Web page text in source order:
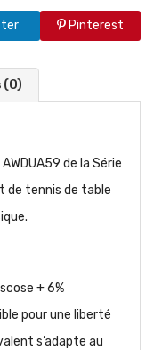
Pinterest
(0)
de la Série
de tennis de table
+ 6%
pour une liberté
s’adapte au